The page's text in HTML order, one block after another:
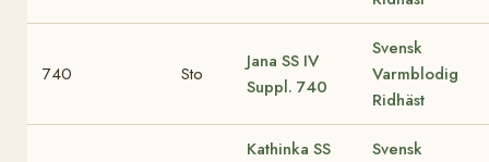
740 Sto
Jana SS IV
Suppl. 740
Svensk
Varmblodig
Ridhäst
Kathinka SS
Svensk